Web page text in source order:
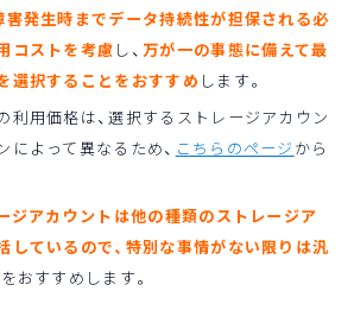
害発生時までデータ持続性が担保される必
コストを考慮 し、 万が一の事態に備えて最
選択することをおすすめ します。
用価格は、選択するストレージアカウン
によって異なるため、 こちらのページ から
ジアカウントは他の種類のストレージア
しているので、特別な事情がない限りは汎
おすすめします。